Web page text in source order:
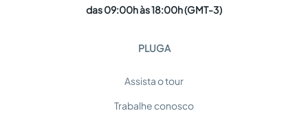
das 09:00h às 18:00h (GMT-3)
PLUGA
Assista o tour
Trabalhe conosco